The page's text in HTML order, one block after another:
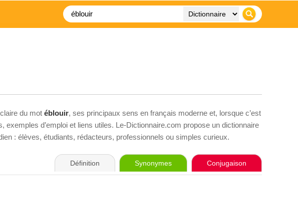
du mot éblouir, ses principaux sens en français moderne et, lorsque c’est
exemples d’emploi et liens utiles. Le-Dictionnaire.com propose un dictionnaire
: élèves, étudiants, rédacteurs, professionnels ou simples curieux.
Définition Synonymes Conjugaison